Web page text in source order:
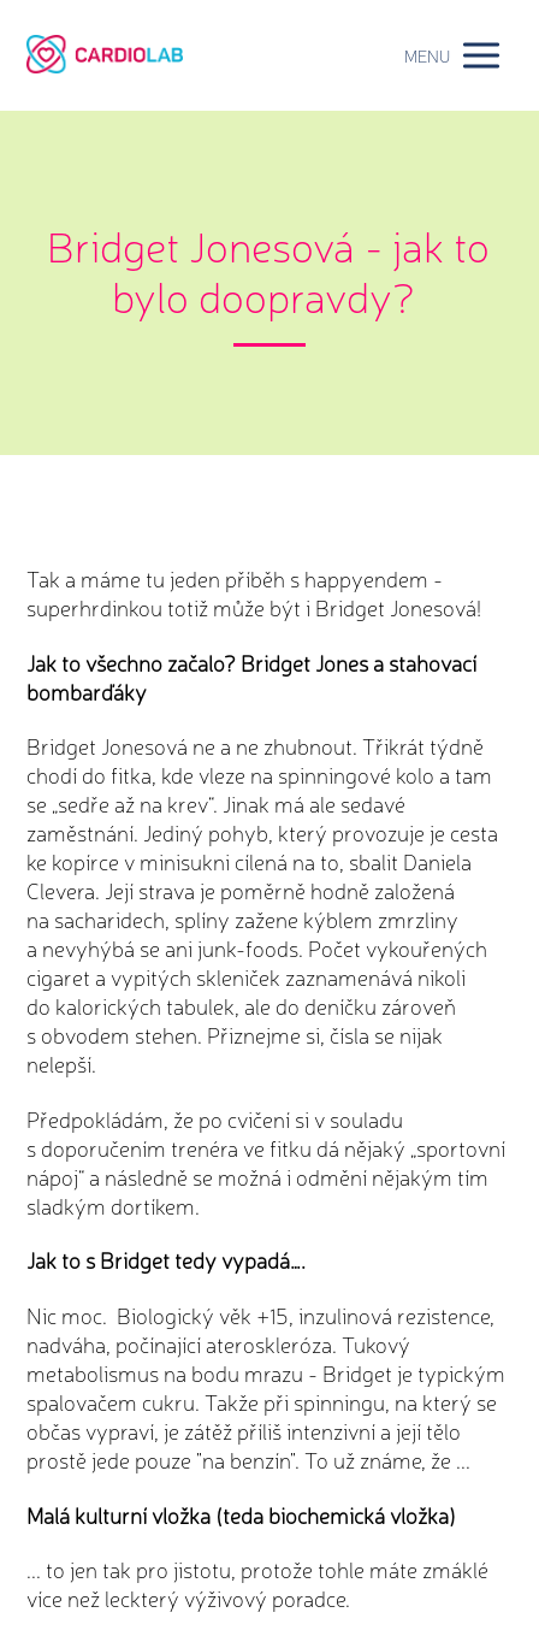
MENU
Bridget Jonesová - jak to
bylo doopravdy?
Tak a máme tu jeden příběh s happyendem -
superhrdinkou totiž může být i Bridget Jonesová!
Jak to všechno začalo? Bridget Jones a stahovací
bombarďáky
Bridget Jonesová ne a ne zhubnout. Třikrát týdně
chodí do fitka, kde vleze na spinningové kolo a tam
se „sedře až na krev“. Jinak má ale sedavé
zaměstnání. Jediný pohyb, který provozuje je cesta
ke kopírce v minisukni cílená na to, sbalit Daniela
Clevera. Její strava je poměrně hodně založená
na sacharidech, splíny zažene kýblem zmrzliny
a nevyhýbá se ani junk-foods. Počet vykouřených
cigaret a vypitých skleniček zaznamenává nikoli
do kalorických tabulek, ale do deníčku zároveň
s obvodem stehen. Přiznejme si, čísla se nijak
nelepší.
Předpokládám, že po cvičení si v souladu
s doporučením trenéra ve fitku dá nějaký „sportovní
nápoj“ a následně se možná i odmění nějakým tím
sladkým dortíkem.
Jak to s Bridget tedy vypadá….
Nic moc. Biologický věk +15, inzulinová rezistence,
nadváha, počínající ateroskleróza. Tukový
metabolismus na bodu mrazu - Bridget je typickým
spalovačem cukru. Takže při spinningu, na který se
občas vypraví, je zátěž příliš intenzivní a její tělo
prostě jede pouze "na benzín". To už známe, že ...
Malá kulturní vložka (teda biochemická vložka)
... to jen tak pro jistotu, protože tohle máte zmáklé
více než leckterý výživový poradce.